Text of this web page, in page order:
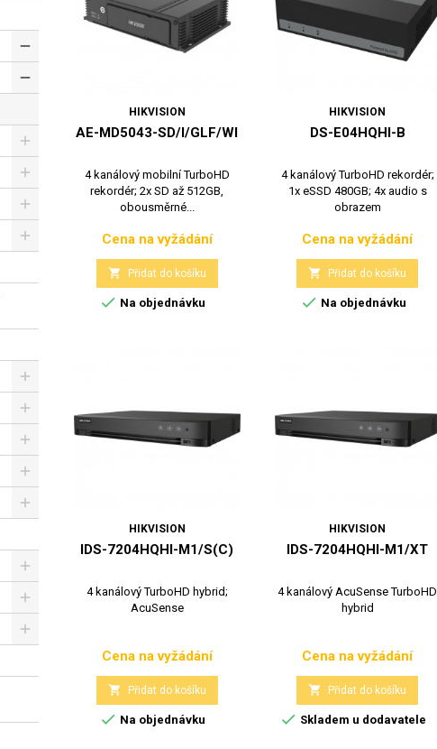
HIKVISION
AE-MD5043-SD/I/GLF/WI
4 kanálový mobilní TurboHD
rekordér; 2x SD až 512GB,
obousměrné...
Cena
Cena na vyžádání
 Přidat do košíku
 Na objednávku
HIKVISION
DS-E04HQHI-B
4 kanálový TurboHD rekordér;
1x eSSD 480GB; 4x audio s
obrazem
Cena
Cena na vyžádání
 Přidat do košíku
 Na objednávku
HIKVISION
IDS-7204HQHI-M1/S(C)
4 kanálový TurboHD hybrid;
AcuSense
Cena
Cena na vyžádání
 Přidat do košíku
 Na objednávku
HIKVISION
IDS-7204HQHI-M1/XT
4 kanálový AcuSense TurboHD
hybrid
Cena
Cena na vyžádání
 Přidat do košíku
 Skladem u dodavatele